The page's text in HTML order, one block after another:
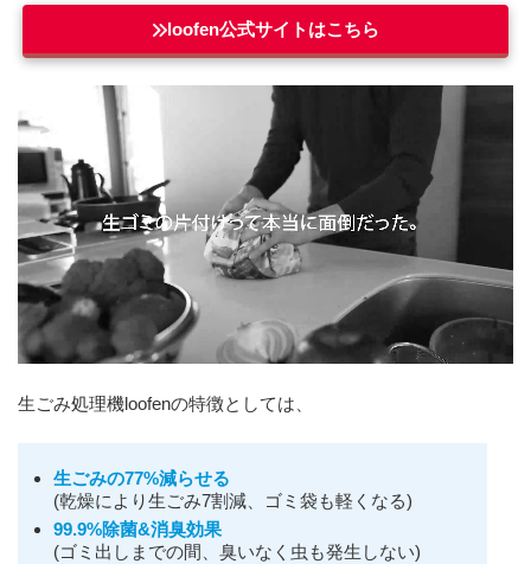
loofen公式サイトはこちら
生ごみ処理機loofenの特徴としては、
生ごみの77%減らせる
(乾燥により生ごみ7割減、ゴミ袋も軽くなる)
99.9%除菌&消臭効果
(ゴミ出しまでの間、臭いなく虫も発生しない)